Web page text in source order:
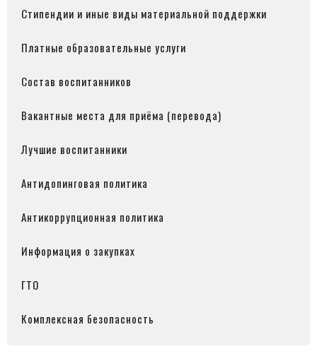
Стипендии и иные виды материальной поддержки
Платные образовательные услуги
Состав воспитанников
Вакантные места для приёма (перевода)
Лучшие воспитанники
Антидопинговая политика
Антикоррупционная политика
Информация о закупках
ГТО
Комплексная безопасность